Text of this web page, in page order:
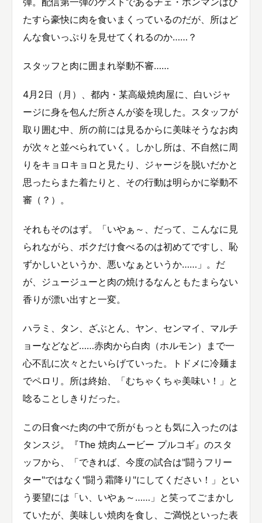
たすら豪快に肉を食いまくっているのだが、所はど
んな食いっぷりを見せてくれるのか……？
スタッフと肉に囲まれ挙動不審……
4月2日（月）、都内・某高級焼肉屋に、白いジャ
ージに身を包んだ所さんが姿を現した。スタッフが
取り囲む中、所の前には見るからに美味そうなお肉
が次々と並べられていく。しかし所は、不自然に周
りをキョロキョロと見たり、ジャージを脱いだかと
思ったらまた着たりと、その行動は明らかに挙動不
審（？）。
それもそのはず。「いやぁ～、だって、こんなに見
られながら、ボクだけ食べるのは初めてですし、恥
ずかしいというか、悪いなぁというか……」。だ
が、ジュージューと肉の焼けるなんともたまらない
香りが漂い出すと一変。
ハラミ、タン、ざぶとん、ヤン、センマイ、マルチ
ョーなどなど……赤肉から白肉（ホルモン）まで一
心不乱に次々とたいらげていった。トドメに冷麺ま
でペロリ。所は終始、「むちゃくちゃ美味い！」と
唸ることしきりだった。
この日食べた肉の中で所がもっとも気に入ったのは
タンスジ。『The 焼肉ムービー プルコギ』のスタ
ッフから、「できれば、今度の試合は"闘うフリー
ター"ではなく"闘う霜降り"にしてください！」とい
う要望には「い、いやぁ～……」と笑ってごまかし
ていたが、美味しい焼肉を食し、ご満悦といった表